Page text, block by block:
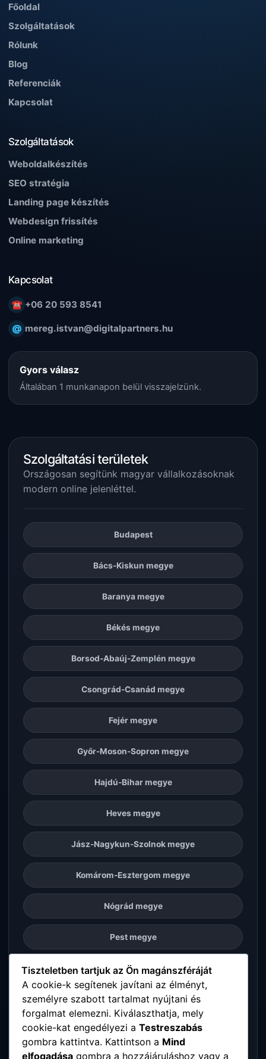
Főoldal
Szolgáltatások
Rólunk
Blog
Referenciák
Kapcsolat
Szolgáltatások
Weboldalkészítés
SEO stratégia
Landing page készítés
Webdesign frissítés
Online marketing
Kapcsolat
☎ +06 20 593 8541
@ mereg.istvan@digitalpartners.hu
Gyors válasz
Általában 1 munkanapon belül visszajelzünk.
Szolgáltatási területek
Országosan segítünk magyar vállalkozásoknak
modern online jelenléttel.
Budapest
Bács-Kiskun megye
Baranya megye
Békés megye
Borsod-Abaúj-Zemplén megye
Csongrád-Csanád megye
Fejér megye
Győr-Moson-Sopron megye
Hajdú-Bihar megye
Heves megye
Jász-Nagykun-Szolnok megye
Komárom-Esztergom megye
Nógrád megye
Pest megye
Somogy megye
Szabolcs-Szatmár-Bereg megye
Tolna megye
Tiszteletben tartjuk az Ön magánszféráját
A cookie-k segítenek javítani az élményt,
személyre szabott tartalmat nyújtani és
forgalmat elemezni. Kiválaszthatja, mely
cookie-kat engedélyezi a Testreszabás
gombra kattintva. Kattintson a Mind
elfogadása gombra a hozzájáruláshoz vagy a